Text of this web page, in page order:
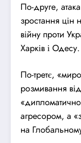
По-друге,
зростання
війну проти
Харків і Одесу.
По-третє,
розмивання
агресором, а
на